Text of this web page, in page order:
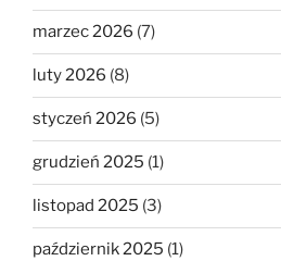
marzec 2026 (7)
luty 2026 (8)
styczeń 2026 (5)
grudzień 2025 (1)
listopad 2025 (3)
październik 2025 (1)